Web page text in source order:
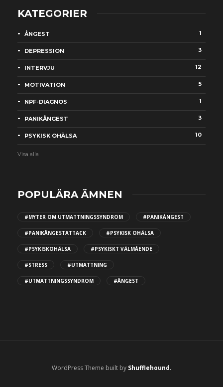
KATEGORIER
ÅNGEST 1
DEPRESSION 3
INTERVJU 12
MOTIVATION 5
NPF-DIAGNOS 1
PANIKÅNGEST 3
PSYKISK OHÄLSA 10
Visa alla
POPULÄRA ÄMNEN
#MYTER OM UTMATTNINGSSYNDROM #PANIKÅNGEST
#PANIKÅNGESTATTACK #PSYKISK OHÄLSA
#PSYKISKOHÄLSA #PSYKISKT VÄLMÅENDE
#STRESS #UTMATTNING
#UTMATTNINGSSYNDROM #ÅNGEST
WordPress Theme built by Shufflehound.